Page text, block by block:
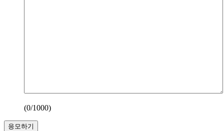
(0/1000)
응모하기